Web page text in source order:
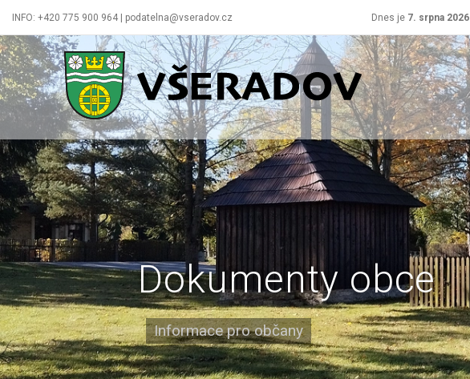
INFO: +420 775 900 964 | podatelna@vseradov.cz Dnes je 7. srpna 2026
Všeradov
Dokumenty obce
Informace pro občany